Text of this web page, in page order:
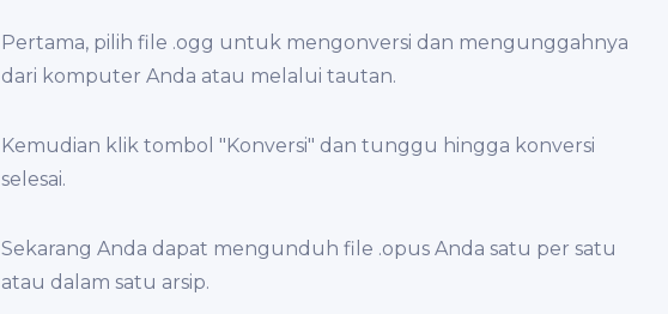
Pertama, pilih file .ogg untuk mengonversi dan mengunggahnya
dari komputer Anda atau melalui tautan.
Kemudian klik tombol "Konversi" dan tunggu hingga konversi
selesai.
Sekarang Anda dapat mengunduh file .opus Anda satu per satu
atau dalam satu arsip.